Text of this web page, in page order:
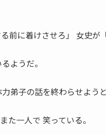
前に着けさせろ」 女史が
ようだ。
弟子の話を終わらせよう
た一人で 笑っている。